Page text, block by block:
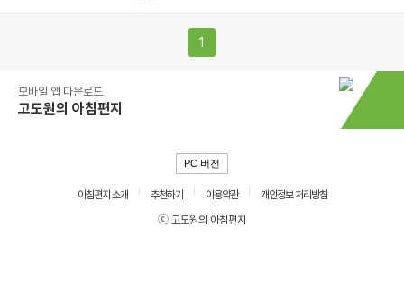
1
모바일 앱 다운로드
고도원의 아침편지
PC 버전
아침편지 소개 추천하기 이용약관
개인정보 처리방침
ⓒ 고도원의 아침편지